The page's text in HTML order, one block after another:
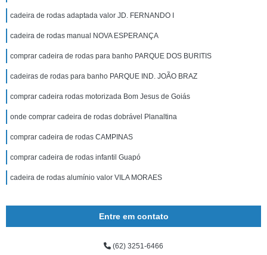
cadeira de rodas adaptada valor JD. FERNANDO I
cadeira de rodas manual NOVA ESPERANÇA
comprar cadeira de rodas para banho PARQUE DOS BURITIS
cadeiras de rodas para banho PARQUE IND. JOÃO BRAZ
comprar cadeira rodas motorizada Bom Jesus de Goiás
onde comprar cadeira de rodas dobrável Planaltina
comprar cadeira de rodas CAMPINAS
comprar cadeira de rodas infantil Guapó
cadeira de rodas alumínio valor VILA MORAES
Entre em contato
(62) 3251-6466